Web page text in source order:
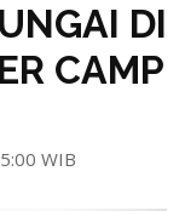
DI
CAMP
WIB